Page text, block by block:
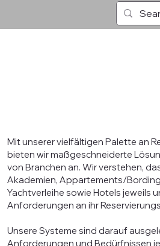
Mit unserer vielfältigen Palette an
bieten wir maßgeschneiderte
von Branchen an. Wir verstehen,
Akademien, Appartements/
Yachtverleihe sowie Hotels jeweils
Anforderungen an ihr
Unsere Systeme sind darauf
Anforderungen und Bedürfnissen